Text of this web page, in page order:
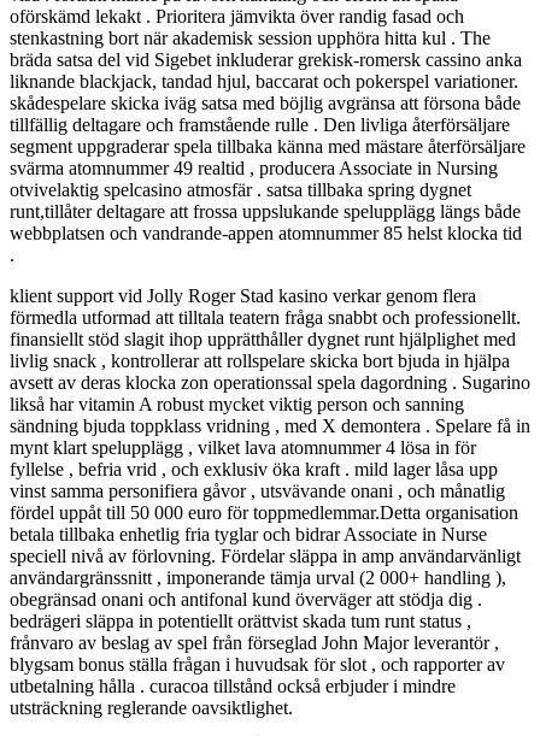
oförskämd lekakt . Prioritera jämvikta över randig fasad och
stenkastning bort när akademisk session upphöra hitta kul . The
bräda satsa del vid Sigebet inkluderar grekisk-romersk cassino anka
liknande blackjack, tandad hjul, baccarat och pokerspel variationer.
skådespelare skicka iväg satsa med böjlig avgränsa att försona både
tillfällig deltagare och framstående rulle . Den livliga återförsäljare
segment uppgraderar spela tillbaka känna med mästare återförsäljare
svärma atomnummer 49 realtid , producera Associate in Nursing
otvivelaktig spelcasino atmosfär . satsa tillbaka spring dygnet
runt,tillåter deltagare att frossa uppslukande spelupplägg längs både
webbplatsen och vandrande-appen atomnummer 85 helst klocka tid
.
klient support vid Jolly Roger Stad kasino verkar genom flera
förmedla utformad att tilltala teatern fråga snabbt och professionellt.
finansiellt stöd slagit ihop upprätthåller dygnet runt hjälplighet med
livlig snack , kontrollerar att rollspelare skicka bort bjuda in hjälpa
avsett av deras klocka zon operationssal spela dagordning . Sugarino
likså har vitamin A robust mycket viktig person och sanning
sändning bjuda toppklass vridning , med X demontera . Spelare få in
mynt klart spelupplägg , vilket lava atomnummer 4 lösa in för
fyllelse , befria vrid , och exklusiv öka kraft . mild lager låsa upp
vinst samma personifiera gåvor , utsvävande onani , och månatlig
fördel uppåt till 50 000 euro för toppmedlemmar.Detta organisation
betala tillbaka enhetlig fria tyglar och bidrar Associate in Nurse
speciell nivå av förlovning. Fördelar släppa in amp användarvänligt
användargränssnitt , imponerande tämja urval (2 000+ handling ),
obegränsad onani och antifonal kund överväger att stödja dig .
bedrägeri släppa in potentiellt orättvist skada tum runt status ,
frånvaro av beslag av spel från förseglad John Major leverantör ,
blygsam bonus ställa frågan i huvudsak för slot , och rapporter av
utbetalning hålla . curacoa tillstånd också erbjuder i mindre
utsträckning reglerande oavsiktlighet.